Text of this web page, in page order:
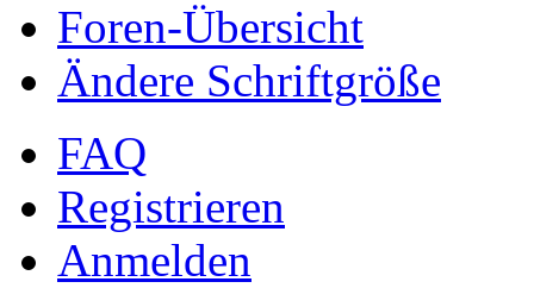
Foren-Übersicht
Ändere Schriftgröße
FAQ
Registrieren
Anmelden